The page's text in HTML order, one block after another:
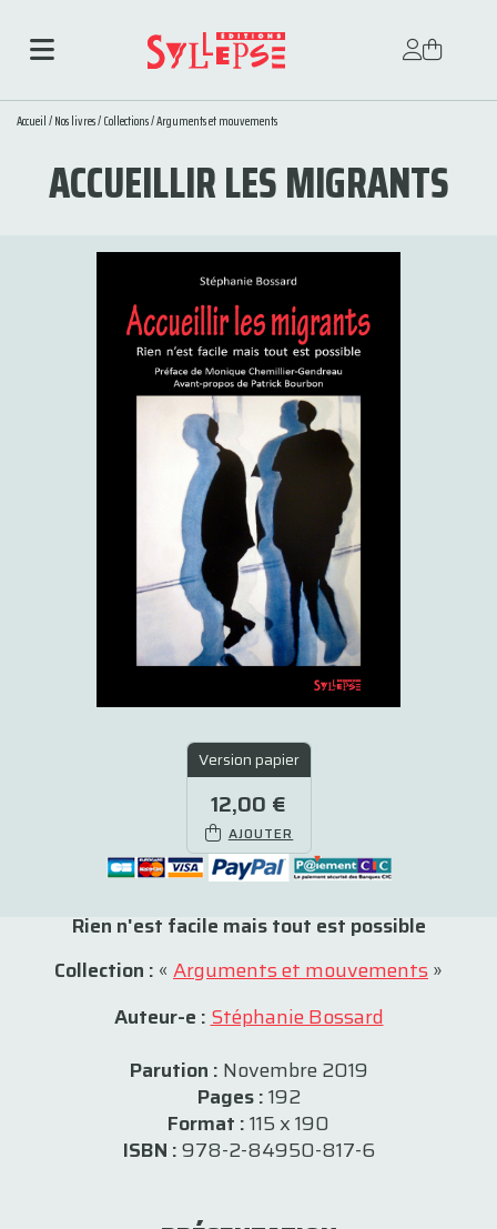
Accueil/Nos livres/Collections/Arguments et mouvements
ACCUEILLIR LES MIGRANTS
Version papier
12,00 €
AJOUTER
Rien n'est facile mais tout est possible
Collection : « Arguments et mouvements»
Auteur-e :Stéphanie Bossard
Parution : Novembre 2019
Pages :192
Format :115 x 190
ISBN :978-2-84950-817-6